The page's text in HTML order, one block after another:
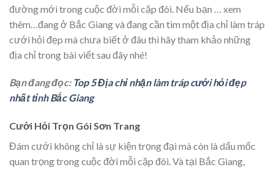
đường mới trong cuộc đời mỗi cặp đôi. Nếu bạn
… xem
thêm… đang ở Bắc Giang và đang cần tìm một địa chỉ làm tráp
cưới hỏi đẹp mà chưa biết ở đâu thì hãy tham khảo những
địa chỉ trong bài viết sau đây nhé!
Bạn đang đọc: Top 5 Địa chỉ nhận làm tráp cưới hỏi đẹp
nhất tỉnh Bắc Giang
Cưới Hỏi Trọn Gói Sơn Trang
Đám cưới không chỉ là sự kiện trọng đại mà còn là dấu mốc
quan trọng trong cuộc đời mỗi cặp đôi. Và tại Bắc Giang,